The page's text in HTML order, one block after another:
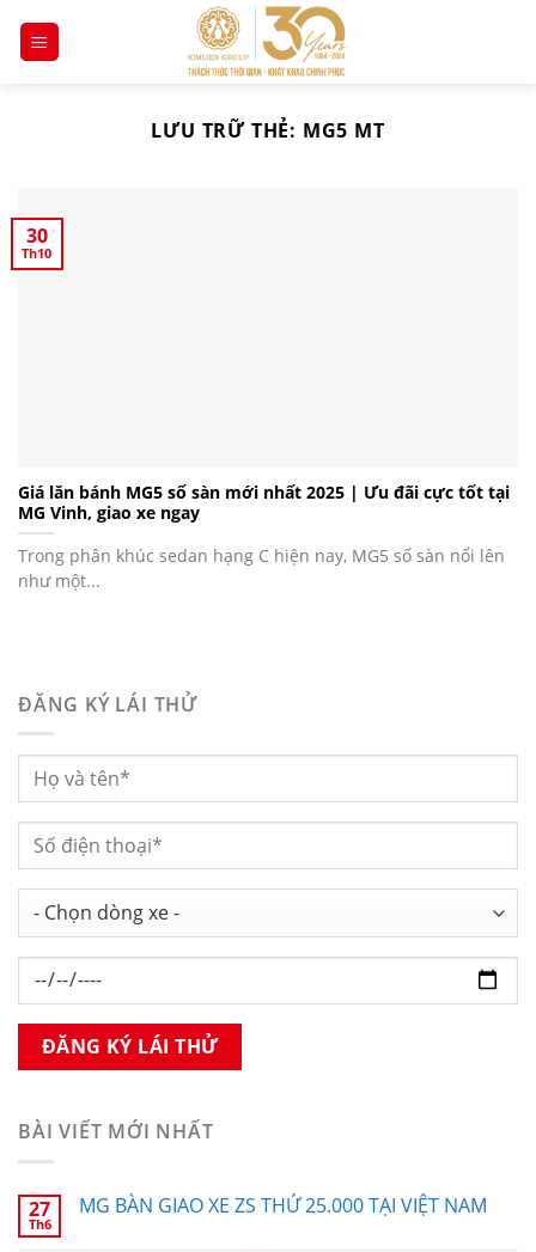
đến
LƯU TRỮ THẺ: MG5 MT
Giá lăn bánh MG5 số sàn mới nhất 2025 | Ưu đãi cực tốt tại
MG Vinh, giao xe ngay
Trong phân khúc sedan hạng C hiện nay, MG5 số sàn nổi lên
như một...
30
Th10
ĐĂNG KÝ LÁI THỬ
BÀI VIẾT MỚI NHẤT
27
Th6
MG BÀN GIAO XE ZS THỨ 25.000 TẠI VIỆT NAM